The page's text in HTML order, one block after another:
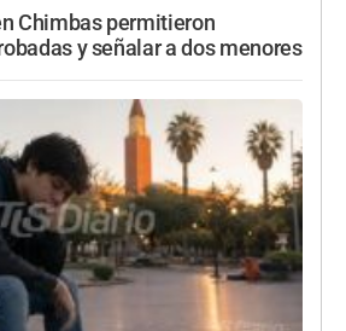
Chimbas permitieron
y señalar a dos menores